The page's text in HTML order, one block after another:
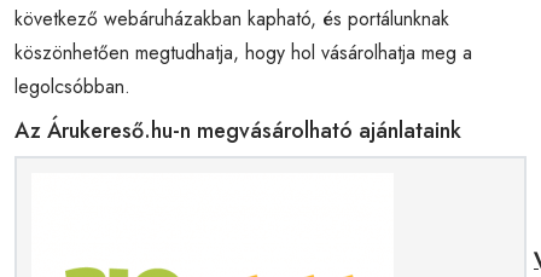
következő webáruházakban kapható, és portálunknak
köszönhetően megtudhatja, hogy hol vásárolhatja meg a
legolcsóbban.
Az Árukereső.hu-n megvásárolható ajánlataink